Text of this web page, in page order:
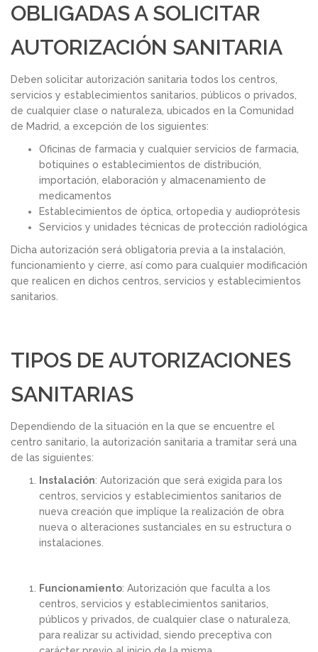
OBLIGADAS A SOLICITAR
AUTORIZACIÓN SANITARIA
Deben solicitar autorización sanitaria todos los centros,
servicios y establecimientos sanitarios, públicos o privados,
de cualquier clase o naturaleza, ubicados en la Comunidad
de Madrid, a excepción de los siguientes:
Oficinas de farmacia y cualquier servicios de farmacia,
botiquines o establecimientos de distribución,
importación, elaboración y almacenamiento de
medicamentos
Establecimientos de óptica, ortopedia y audioprótesis
Servicios y unidades técnicas de protección radiológica
Dicha autorización será obligatoria previa a la instalación,
funcionamiento y cierre, así como para cualquier modificación
que realicen en dichos centros, servicios y establecimientos
sanitarios.
TIPOS DE AUTORIZACIONES
SANITARIAS
Dependiendo de la situación en la que se encuentre el
centro sanitario, la autorización sanitaria a tramitar será una
de las siguientes:
Instalación: Autorización que será exigida para los
centros, servicios y establecimientos sanitarios de
nueva creación que implique la realización de obra
nueva o alteraciones sustanciales en su estructura o
instalaciones.
Funcionamiento: Autorización que faculta a los
centros, servicios y establecimientos sanitarios,
públicos y privados, de cualquier clase o naturaleza,
para realizar su actividad, siendo preceptiva con